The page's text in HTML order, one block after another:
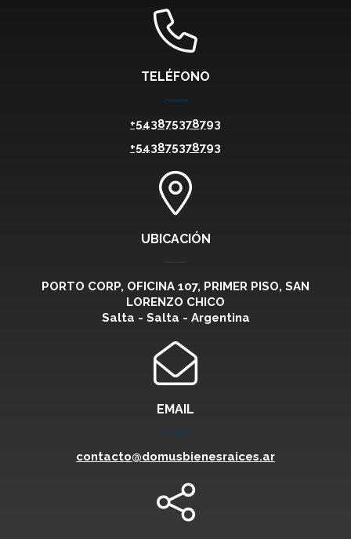
TELÉFONO
+543875378793
+543875378793
UBICACIÓN
PORTO CORP, OFICINA 107, PRIMER PISO, SAN
LORENZO CHICO
Salta - Salta - Argentina
EMAIL
contacto@domusbienesraices.ar